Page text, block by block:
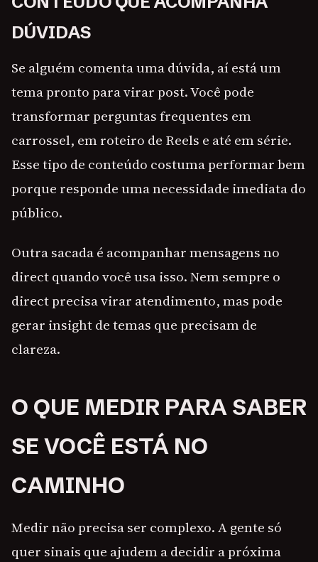
DÚVIDAS
Se alguém comenta uma dúvida, aí está um
tema pronto para virar post. Você pode
transformar perguntas frequentes em
carrossel, em roteiro de Reels e até em série.
Esse tipo de conteúdo costuma performar bem
porque responde uma necessidade imediata do
público.
Outra sacada é acompanhar mensagens no
direct quando você usa isso. Nem sempre o
direct precisa virar atendimento, mas pode
gerar insight de temas que precisam de
clareza.
O QUE MEDIR PARA SABER
SE VOCÊ ESTÁ NO
CAMINHO
Medir não precisa ser complexo. A gente só
quer sinais que ajudem a decidir a próxima